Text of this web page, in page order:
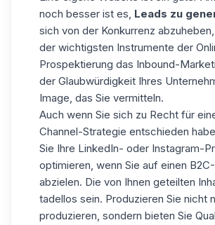
noch besser ist es, Leads zu
sich von der Konkurrenz
der wichtigsten Instrumente der
Prospektierung das Inbound-
der Glaubwürdigkeit Ihres
Image, das Sie vermitteln.
Auch wenn Sie sich zu Recht für
Channel-Strategie entschieden
Sie Ihre LinkedIn- oder Instagram-
optimieren, wenn Sie auf einen
abzielen. Die von Ihnen geteilten
tadellos sein. Produzieren Sie nicht
produzieren, sondern bieten Sie